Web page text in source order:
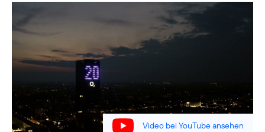
Video bei YouTube ansehen